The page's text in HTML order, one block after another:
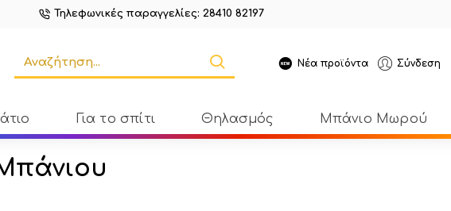
Τηλεφωνικές παραγγελίες: 28410 82197
Νέα προϊόντα Σύνδεση
Για το σπίτι Θηλασμός Μπάνιο Μωρού